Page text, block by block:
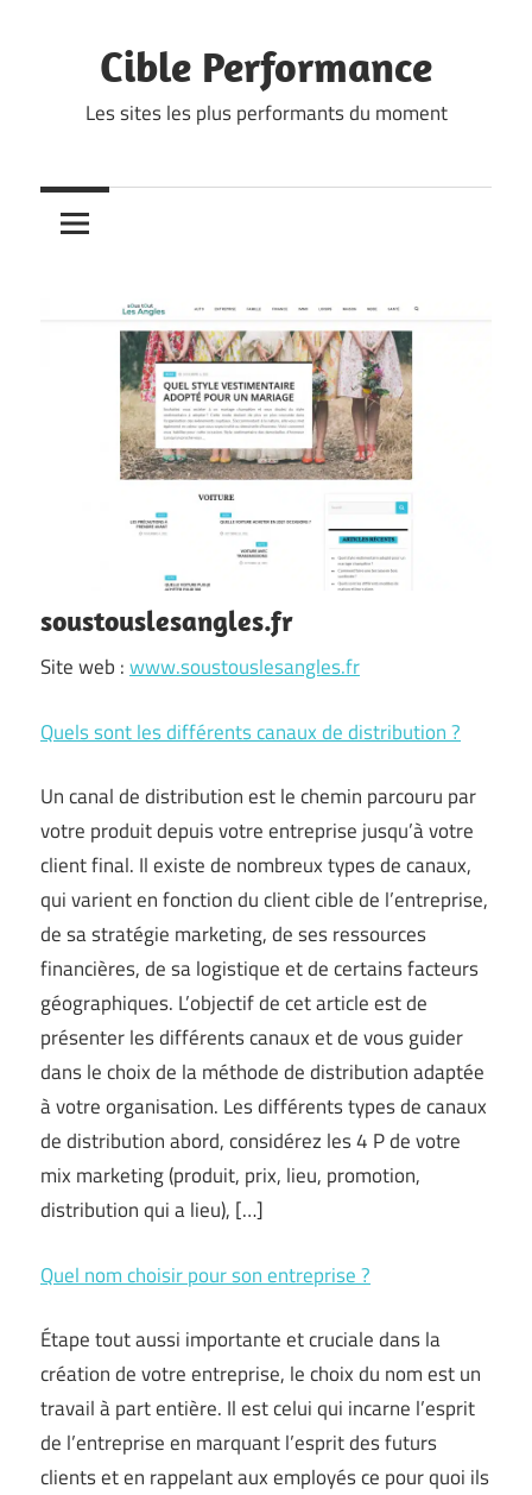
contentCible Performance
Les sites les plus performants du moment
soustouslesangles.fr
Site web :www.soustouslesangles.fr
Quels sont les différents canaux de distribution ?
Un canal de distribution est le chemin parcouru par
votre produit depuis votre entreprise jusqu’à votre
client final. Il existe de nombreux types de canaux,
qui varient en fonction du client cible de l’entreprise,
de sa stratégie marketing, de ses ressources
financières, de sa logistique et de certains facteurs
géographiques. L’objectif de cet article est de
présenter les différents canaux et de vous guider
dans le choix de la méthode de distribution adaptée
à votre organisation. Les différents types de canaux
de distribution abord, considérez les 4 P de votre
mix marketing (produit, prix, lieu, promotion,
distribution qui a lieu), […]
Quel nom choisir pour son entreprise ?
Étape tout aussi importante et cruciale dans la
création de votre entreprise, le choix du nom est un
travail à part entière. Il est celui qui incarne l’esprit
de l’entreprise en marquant l’esprit des futurs
clients et en rappelant aux employés ce pour quoi ils